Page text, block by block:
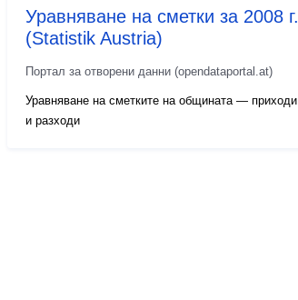
Уравняване на сметки за 2008 г.
(Statistik Austria)
Портал за отворени данни (opendataportal.at)
Уравняване на сметките на общината — приходи
и разходи